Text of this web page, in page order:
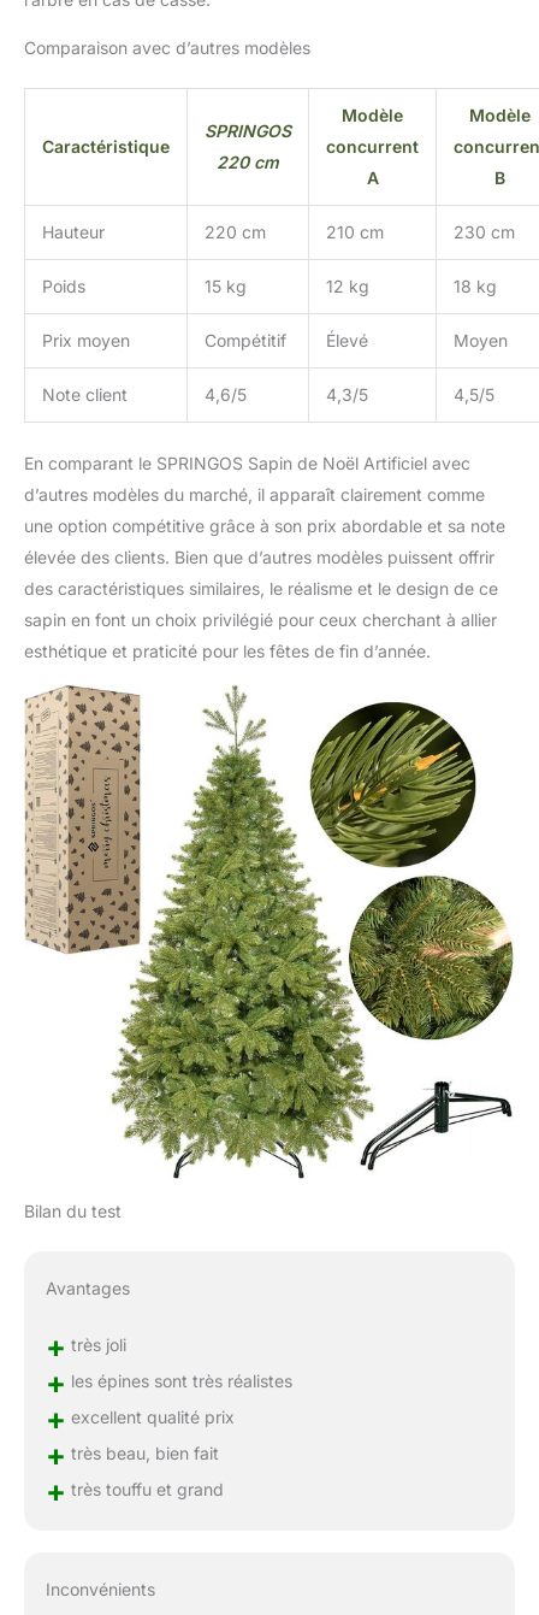
Comparaison avec d’autres modèles
Caractéristique
SPRINGOS
220 cm
Modèle
concurrent
A
Modèle
B
Hauteur 220 cm 210 cm 230 cm
Poids 15 kg 12 kg 18 kg
Prix moyen Compétitif Élevé Moyen
Note client 4,6/5 4,3/5 4,5/5
En comparant le SPRINGOS Sapin de Noël Artificiel avec
d’autres modèles du marché, il apparaît clairement comme
une option compétitive grâce à son prix abordable et sa note
élevée des clients. Bien que d’autres modèles puissent offrir
des caractéristiques similaires, le réalisme et le design de ce
sapin en font un choix privilégié pour ceux cherchant à allier
esthétique et praticité pour les fêtes de fin d’année.
Bilan du test
Avantages
+ très joli
+ les épines sont très réalistes
+ excellent qualité prix
+ très beau, bien fait
+ très touffu et grand
Inconvénients